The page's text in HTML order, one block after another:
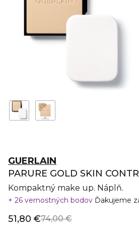
GUERLAIN
PARURE GOLD SKIN
Kompaktný make up. Náplň.
26 vernostných bodov Ďakujeme
51,80 €74,00 €